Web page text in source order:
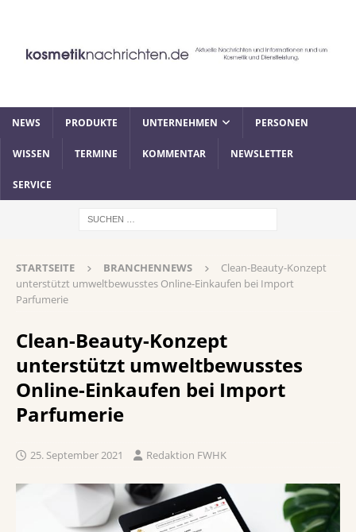
NEWS PRODUKTE UNTERNEHMEN PERSONEN
WISSEN TERMINE KOMMENTAR NEWSLETTER
SERVICE
STARTSEITE BRANCHENNEWS
Clean-Beauty-Konzept
unterstützt umweltbewusstes Online-Einkaufen bei Import
Parfumerie
Clean-Beauty-Konzept
unterstützt umweltbewusstes
Online-Einkaufen bei Import
Parfumerie
25. September 2021 Redaktion FWHK